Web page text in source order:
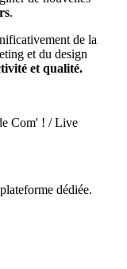
.
de la
et du design
et qualité.
dédiée.